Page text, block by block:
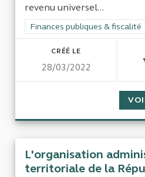
revenu universel...
Filtrer les résultats de la
Finances publiques & fiscalité
CRÉÉ LE
28/03/2022
L'organisation
territoriale de la